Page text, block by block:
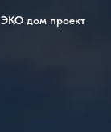
ЭКО дом проект